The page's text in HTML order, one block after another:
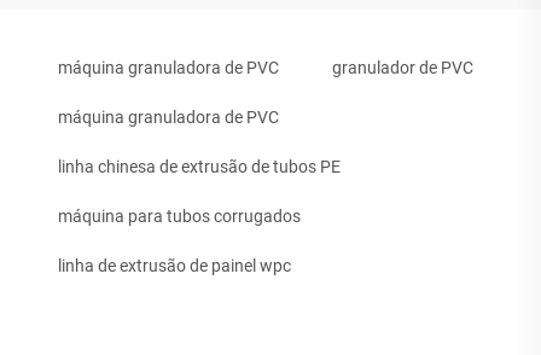
máquina granuladora de PVC granulador de PVC
máquina granuladora de PVC
linha chinesa de extrusão de tubos PE
máquina para tubos corrugados
linha de extrusão de painel wpc